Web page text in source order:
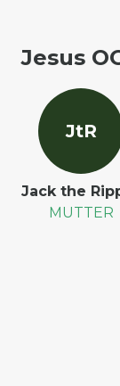
Jesus
JtR
Jack the
MUTTER